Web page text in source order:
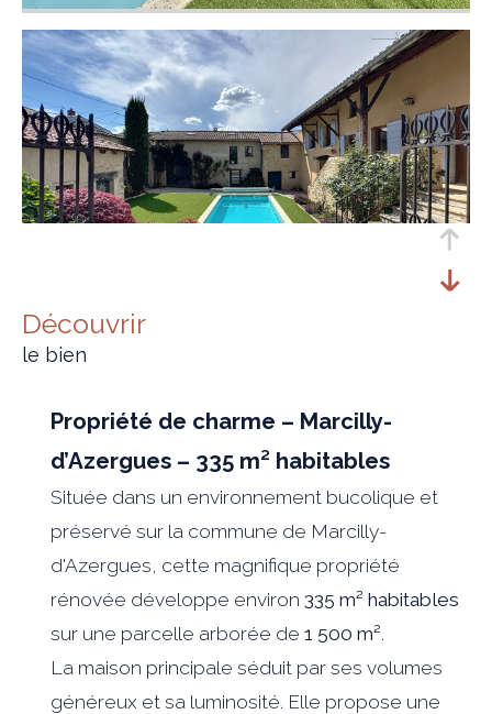
découvrir
le bien
Propriété de charme – Marcilly-
d’Azergues – 335 m² habitables
Située dans un environnement bucolique et
préservé sur la commune de Marcilly-
d'Azergues, cette magnifique propriété
rénovée développe environ335 m² habitables
sur une parcelle arborée de1 500 m².
La maison principale séduit par ses volumes
généreux et sa luminosité. Elle propose une